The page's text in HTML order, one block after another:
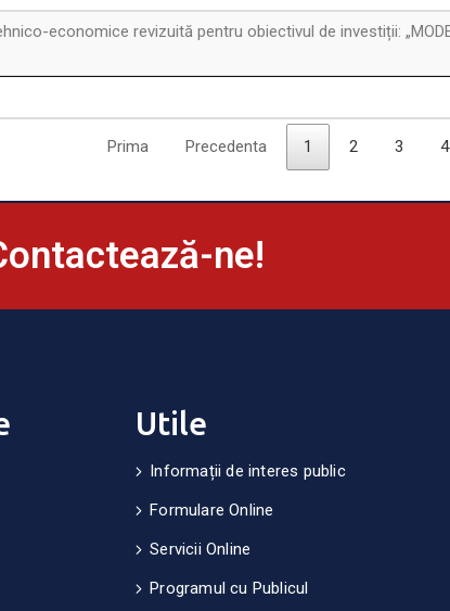
economice revizuită pentru obiectivul de investiții:
Prima Precedenta 1 2 3 4
ne!
Utile
Informații de interes public
Formulare Online
Servicii Online
Programul cu Publicul